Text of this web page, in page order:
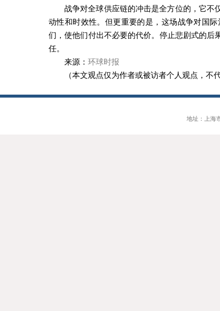
战争对全球供应链的冲击是全方位的，它不
动性和时效性。但更重要的是，这场战争对国
们，使他们付出不必要的代价。停止悲剧式的
任。
来源： 环球时报
（本文观点仅为作者或被访者个人观点，不
地址：上海